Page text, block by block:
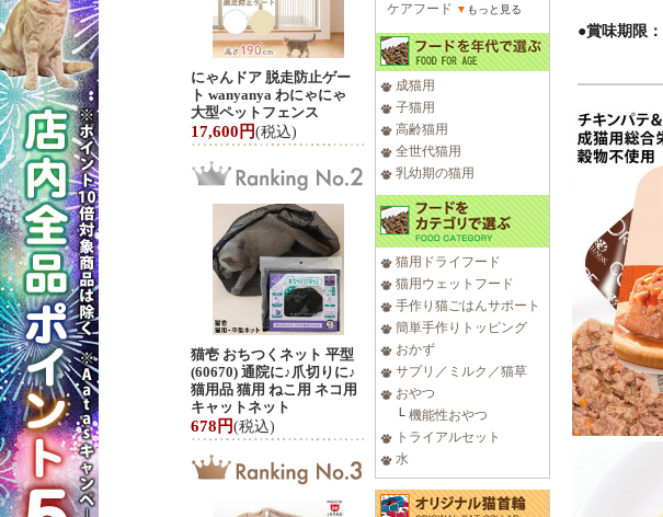
にゃんドア 脱走防止ゲー
ト wanyanya わにゃにゃ
大型ペットフェンス
17,600円(税込)
猫壱 おちつくネット 平型
(60670) 通院に♪爪切りに♪
猫用品 猫用 ねこ用 ネコ用
キャットネット
678円(税込)
ケアフード ▼ もっと見る
成猫用
子猫用
高齢猫用
全世代猫用
乳幼期の猫用
猫用ドライフード
猫用ウェットフード
手作り猫ごはんサポート
簡単手作りトッピング
おかず
サプリ／ミルク／猫草
おやつ
└ 機能性おやつ
トライアルセット
水
●賞味期限：